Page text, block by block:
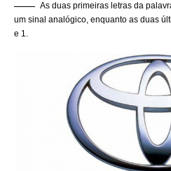
As duas primeiras letras da
um sinal analógico, enquanto as duas
e 1.